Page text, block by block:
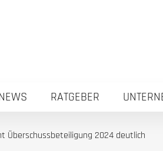
RATGEBER
Überschussbeteiligung 2024 deutlich